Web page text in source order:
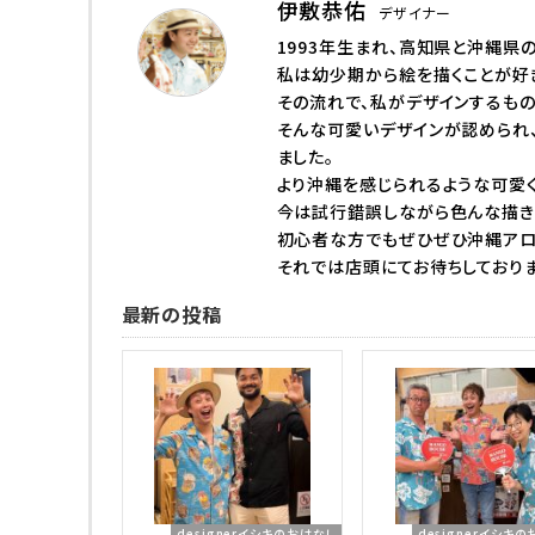
伊敷恭佑 デザイナー
1993年生まれ、高知県と沖縄県
私は幼少期から絵を描くことが好
その流れで、私がデザインするも
そんな可愛いデザインが認めら
ました。
より沖縄を感じられるような可愛
今は試行錯誤しながら色んな描
初心者な方でもぜひぜひ沖縄アロ
それでは店頭にてお待ちしてお
最新の投稿